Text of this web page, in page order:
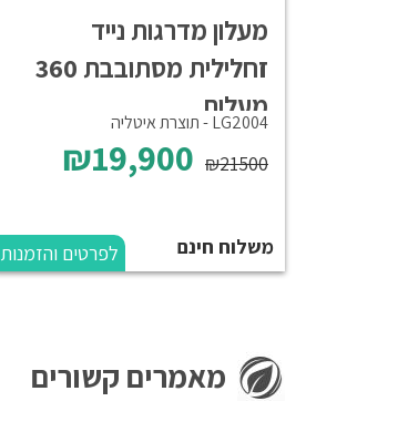
מעלון מדרגות נייד
זחלילית מסתובבת 360
מעלות
LG2004 - תוצרת איטליה
₪19,900 ₪21500
משלוח חינם לפרטים והזמנות
מאמרים קשורים